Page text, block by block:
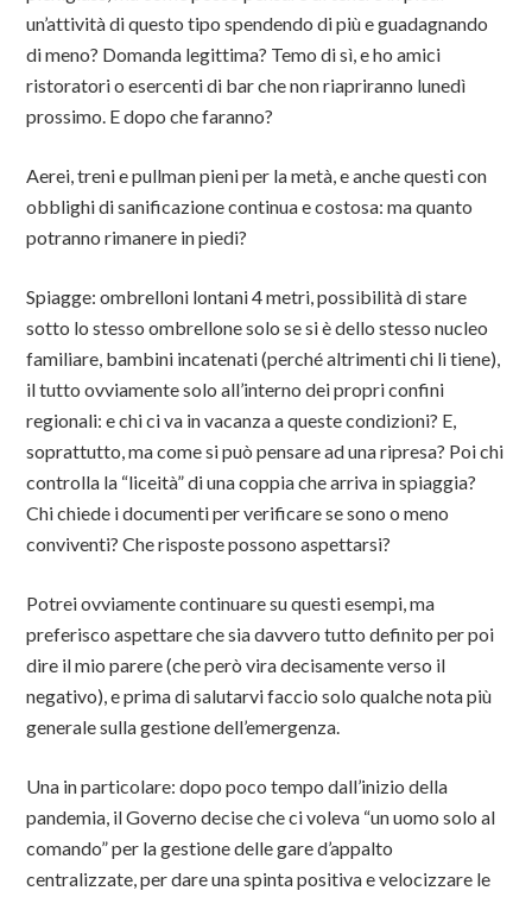
un’attività di questo tipo spendendo di più e guadagnando
di meno? Domanda legittima? Temo di sì, e ho amici
ristoratori o esercenti di bar che non riapriranno lunedì
prossimo. E dopo che faranno?
Aerei, treni e pullman pieni per la metà, e anche questi con
obblighi di sanificazione continua e costosa: ma quanto
potranno rimanere in piedi?
Spiagge: ombrelloni lontani 4 metri, possibilità di stare
sotto lo stesso ombrellone solo se si è dello stesso nucleo
familiare, bambini incatenati (perché altrimenti chi li tiene),
il tutto ovviamente solo all’interno dei propri confini
regionali: e chi ci va in vacanza a queste condizioni? E,
soprattutto, ma come si può pensare ad una ripresa? Poi chi
controlla la “liceità” di una coppia che arriva in spiaggia?
Chi chiede i documenti per verificare se sono o meno
conviventi? Che risposte possono aspettarsi?
Potrei ovviamente continuare su questi esempi, ma
preferisco aspettare che sia davvero tutto definito per poi
dire il mio parere (che però vira decisamente verso il
negativo), e prima di salutarvi faccio solo qualche nota più
generale sulla gestione dell’emergenza.
Una in particolare: dopo poco tempo dall’inizio della
pandemia, il Governo decise che ci voleva “un uomo solo al
comando” per la gestione delle gare d’appalto
centralizzate, per dare una spinta positiva e velocizzare le